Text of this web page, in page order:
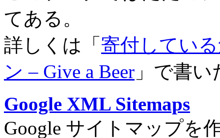
てある。
詳しくは「 寄付してい
ン – Give a Beer 」で書い
Google XML Sitemaps
Google サイトマップを